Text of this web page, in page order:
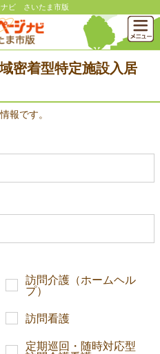
ビ さいたま市版
密着型特定施設入居
報です。
訪問介護（ホームヘル
プ）
訪問看護
定期巡回・随時対応型